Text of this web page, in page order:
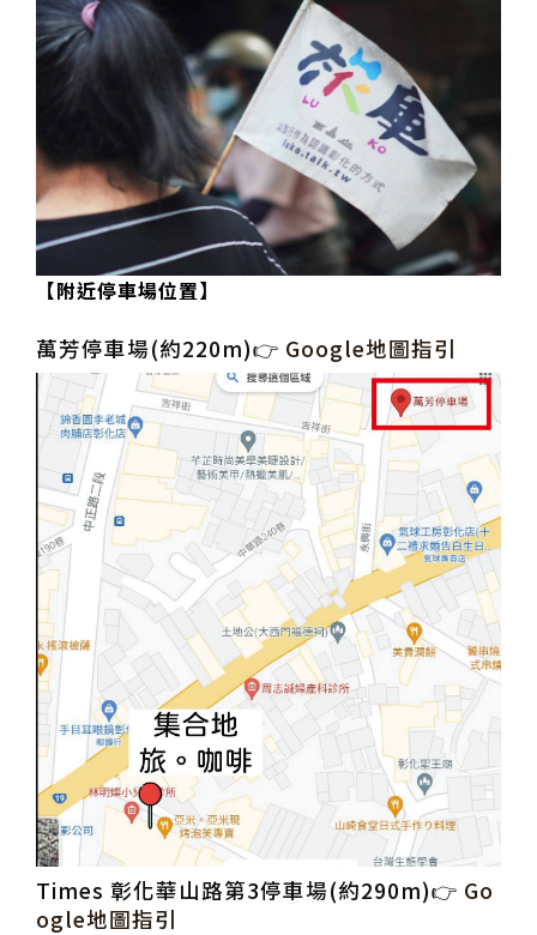
【附近停車場位置】
萬芳停車場(約220m)👉 Google地圖指引
Times 彰化華山路第3停車場(約290m)👉 Go
ogle地圖指引